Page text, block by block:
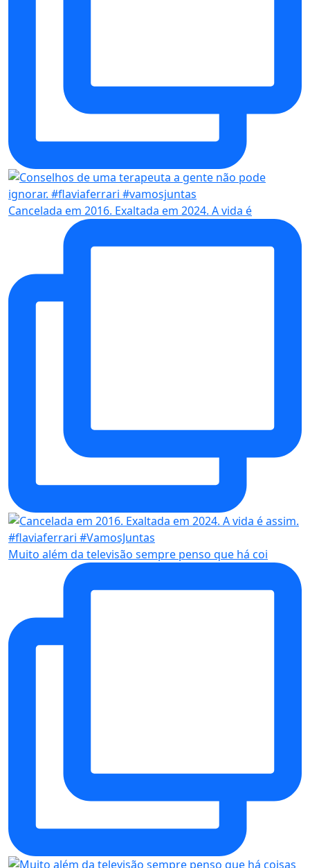
Cancelada em 2016. Exaltada em 2024. A vida é
Muito além da televisão sempre penso que há coi